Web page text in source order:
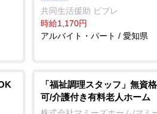
共同生活援助 ビブレ
時給1,170円
アルバイト・パート / 愛知県
「福祉調理スタッフ」無資
可/介護付き有料老人ホーム